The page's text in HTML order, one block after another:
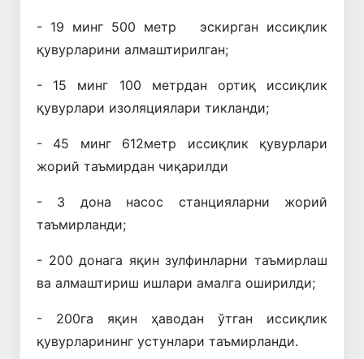
- 19 минг 500 метр эскирган иссиқлик
қувурларини алмаштирилган;
- 15 минг 100 метрдан ортиқ иссиқлик
қувурлари изоляциялари тикланди;
- 45 минг 612метр иссиқлик қувурлари
жорий таъмирдан чиқарилди
- 3 дона насос станцияларни жорий
таъмирланди;
- 200 донага яқин зулфинларни таъмирлаш
ва алмаштириш ишлари амалга оширилди;
- 200га яқин ҳаводан ўтган иссиқлик
қувурларининг устунлари таъмирланди.